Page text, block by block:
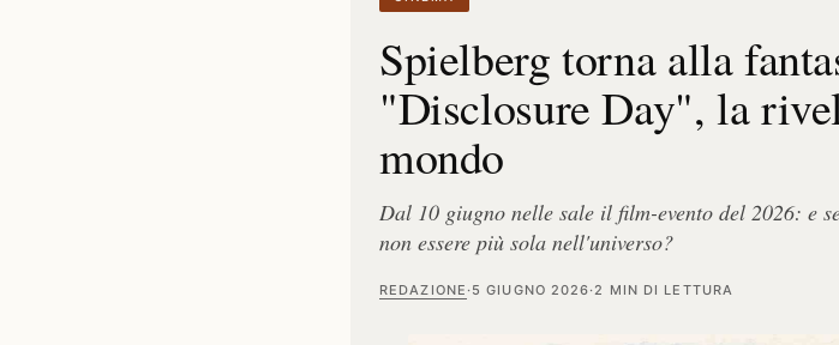
Spielberg torna alla
"Disclosure Day", la
mondo
Dal 10 giugno nelle sale il film-evento del 2026: e
non essere più sola nell'universo?
REDAZIONE ·5 GIUGNO 2026·2 MIN DI LETTURA